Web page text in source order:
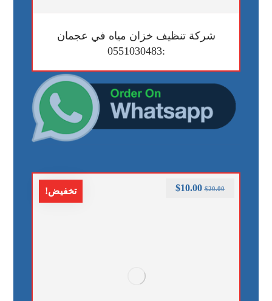
شركة تنظيف خزان مياه في عجمان
:0551030483
تخفيض! $20.00
$10.00